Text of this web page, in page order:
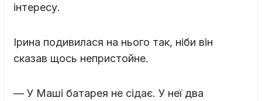
інтересу.
Ірина подивилася на нього так, ніби він
сказав щось непристойне.
— У Маші батарея не сідає. У неї два